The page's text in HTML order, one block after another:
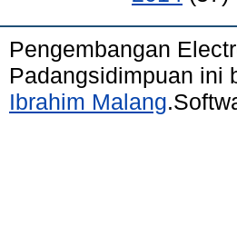
Pengembangan
Padangsidimpuan ini
Ibrahim Malang